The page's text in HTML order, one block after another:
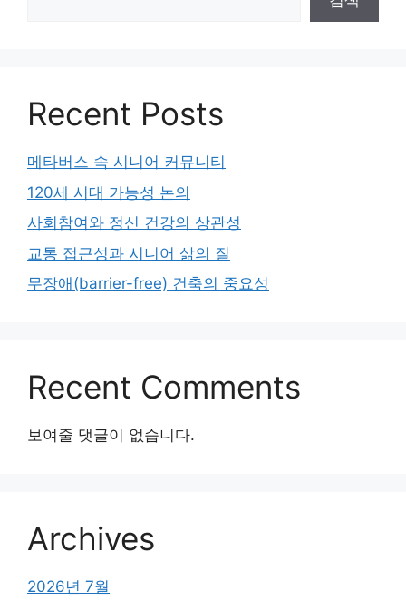
Recent Posts
메타버스 속 시니어 커뮤니티
120세 시대 가능성 논의
사회참여와 정신 건강의 상관성
교통 접근성과 시니어 삶의 질
무장애(barrier-free) 건축의 중요성
Recent Comments
보여줄 댓글이 없습니다.
Archives
2026년 7월